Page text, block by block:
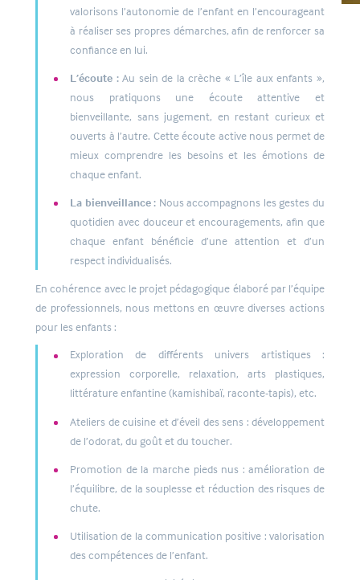
valorisons l’autonomie de l’enfant en l’encourageant
à réaliser ses propres démarches, afin de renforcer sa
confiance en lui.
L’écoute :Au sein de la crèche « L’île aux enfants »,
nous pratiquons une écoute attentive et
bienveillante, sans jugement, en restant curieux et
ouverts à l’autre. Cette écoute active nous permet de
mieux comprendre les besoins et les émotions de
chaque enfant.
La bienveillance : Nous accompagnons les gestes du
quotidien avec douceur et encouragements, afin que
chaque enfant bénéficie d’une attention et d’un
respect individualisés.
En cohérence avec le projet pédagogique élaboré par l’équipe
de professionnels, nous mettons en œuvre diverses actions
pour les enfants :
Exploration de différents univers artistiques :
expression corporelle, relaxation, arts plastiques,
littérature enfantine (kamishibaï, raconte-tapis), etc.
Ateliers de cuisine et d’éveil des sens : développement
de l’odorat, du goût et du toucher.
Promotion de la marche pieds nus : amélioration de
l’équilibre, de la souplesse et réduction des risques de
chute.
Utilisation de la communication positive : valorisation
des compétences de l’enfant.